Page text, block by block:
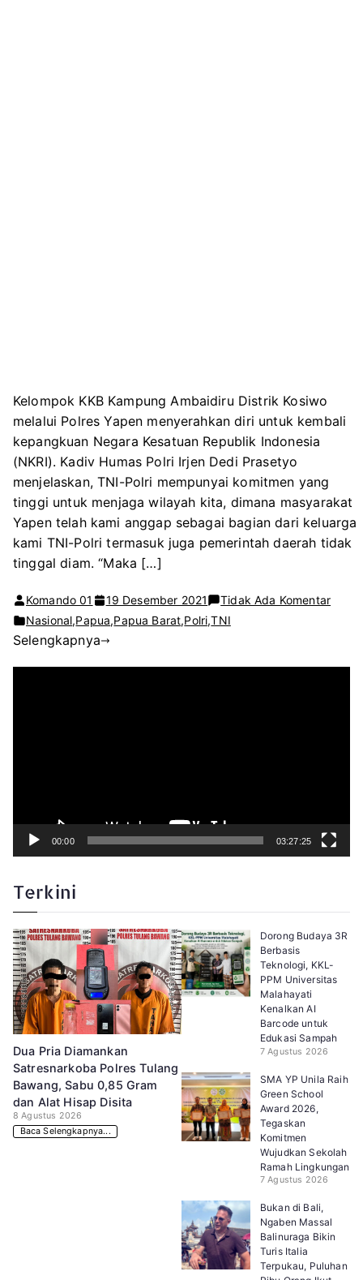
Kelompok KKB Kampung Ambaidiru Distrik Kosiwo
melalui Polres Yapen menyerahkan diri untuk kembali
kepangkuan Negara Kesatuan Republik Indonesia
(NKRI). Kadiv Humas Polri Irjen Dedi Prasetyo
menjelaskan, TNI-Polri mempunyai komitmen yang
tinggi untuk menjaga wilayah kita, dimana masyarakat
Yapen telah kami anggap sebagai bagian dari keluarga
kami TNI-Polri termasuk juga pemerintah daerah tidak
tinggal diam. “Maka […]
Komando 01 19 Desember 2021 Tidak Ada Komentarpada
Nasional,Papua,Papua Barat,Polri,TNI
Selengkapnya
P
00:00 03:27:25
Terkini
Dua Pria Diamankan
Satresnarkoba Polres Tulang
Bawang, Sabu 0,85 Gram
dan Alat Hisap Disita
8 Agustus 2026
Baca Selengkapnya...
Dorong Budaya 3R
Berbasis
Teknologi, KKL-
PPM Universitas
Malahayati
Kenalkan AI
Barcode untuk
Edukasi Sampah
7 Agustus 2026
SMA YP Unila Raih
Green School
Award 2026,
Tegaskan
Komitmen
Wujudkan Sekolah
Ramah Lingkungan
7 Agustus 2026
Bukan di Bali,
Ngaben Massal
Balinuraga Bikin
Turis Italia
Terpukau, Puluhan